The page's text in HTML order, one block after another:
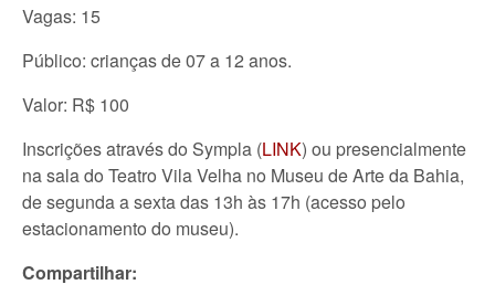
Vagas: 15
Público: crianças de 07 a 12 anos.
Valor: R$ 100
Inscrições através do Sympla (LINK) ou presencialmente
na sala do Teatro Vila Velha no Museu de Arte da Bahia,
de segunda a sexta das 13h às 17h (acesso pelo
estacionamento do museu).
Compartilhar: